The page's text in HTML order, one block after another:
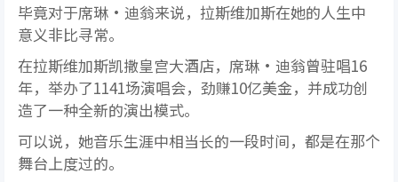
毕竟对于席琳·迪翁来说，拉斯维加斯在她的人生中
意义非比寻常。
在拉斯维加斯凯撒皇宫大酒店，席琳·迪翁曾驻唱16
年，举办了1141场演唱会，劲赚10亿美金，并成功创
造了一种全新的演出模式。
可以说，她音乐生涯中相当长的一段时间，都是在那个
舞台上度过的。